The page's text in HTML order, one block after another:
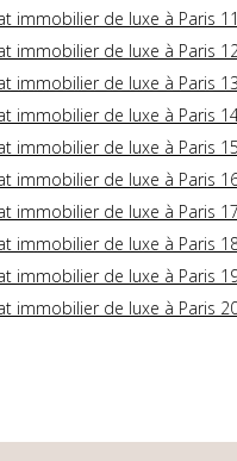
immobilier de luxe à Paris
immobilier de luxe à Paris
immobilier de luxe à Paris
immobilier de luxe à Paris
immobilier de luxe à Paris
immobilier de luxe à Paris
immobilier de luxe à Paris
immobilier de luxe à Paris
immobilier de luxe à Paris
immobilier de luxe à Paris